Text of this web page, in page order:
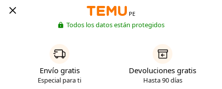
PE
Todos los datos están protegidos
Envío gratis
Especial para ti
Devoluciones gratis
Hasta 90 días